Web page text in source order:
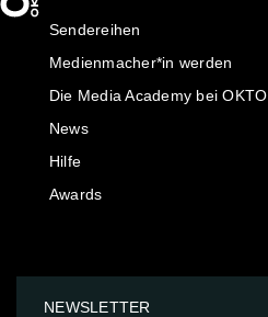
Sendereihen
Medienmacher*in werden
Die Media Academy bei OKTO
News
Hilfe
Awards
NEWSLETTER